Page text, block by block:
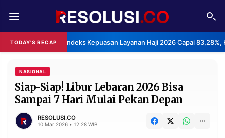
TODAY'S RECAPBPS: Indeks Kepuasan Layanan Haji 2026 Capai 83,28%,
REDAKSI TENTANG
RESOLUSI IKLAN
RUBRIKASI
EDITORIAL AKSARA
NASIONAL
Siap-Siap! Libur Lebaran 2026 Bisa
Sampai 7 Hari Mulai Pekan Depan
RESOLUSI.CO
10 Mar 2026 • 12:28 WIB